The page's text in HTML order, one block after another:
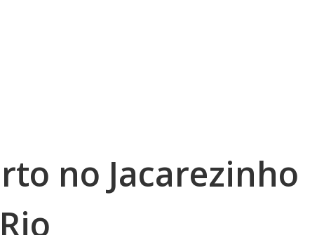
no Jacarezinho